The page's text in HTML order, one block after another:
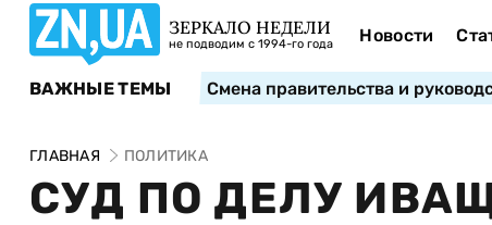
ЗЕРКАЛО НЕДЕЛИ
не подводим с 1994-го года Новости
ВАЖНЫЕ ТЕМЫ Смена правительства и
ГЛАВНАЯ ПОЛИТИКА
СУД ПО ДЕЛУ